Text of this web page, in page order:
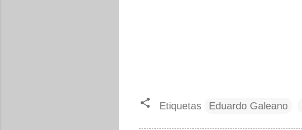
Etiquetas Eduardo Galeano